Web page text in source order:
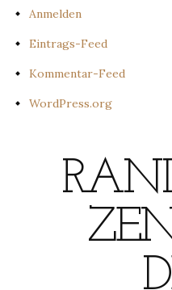
Anmelden
Eintrags-Feed
Kommentar-Feed
WordPress.org